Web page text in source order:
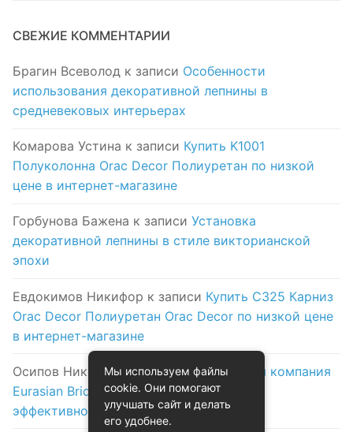
СВЕЖИЕ КОММЕНТАРИИ
Брагин Всеволод к записи Особенности
использования декоративной лепнины в
средневековых интерьерах
Комарова Устина к записи Купить K1001
Полуколонна Orac Decor Полиуретан по низкой
цене в интернет-магазине
Горбунова Бажена к записи Установка
декоративной лепнины в стиле викторианской
эпохи
Евдокимов Никифор к записи Купить C325 Карниз
Orac Decor Полиуретан Orac Decor по низкой цене
в интернет-магазине
Осипов Николак записиЛогистическая компания
Eurasian Bridge в Астане: надежность и
эффективность на первом месте
Мы используем файлы
cookie. Они помогают
улучшать сайт и делать
его удобнее.